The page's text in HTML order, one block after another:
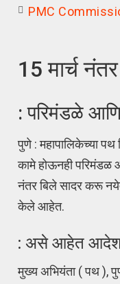
PMC
15 मार्च
: परिमंडळे आणि
पुणे : महापालिकेच्या
कामे होऊनही परिमंडळ
नंतर बिले सादर करू
केले आहेत.
: असे आहेत
मुख्य अभियंता ( पथ ),